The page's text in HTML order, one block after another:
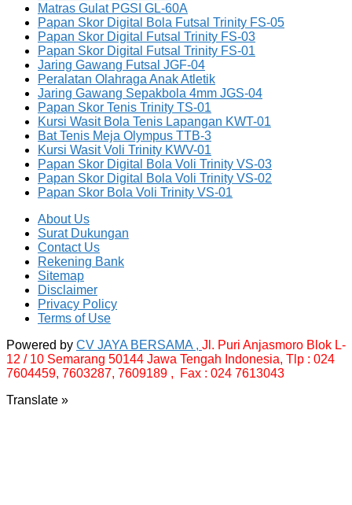
Matras Gulat PGSI GL-60A
Papan Skor Digital Bola Futsal Trinity FS-05
Papan Skor Digital Futsal Trinity FS-03
Papan Skor Digital Futsal Trinity FS-01
Jaring Gawang Futsal JGF-04
Peralatan Olahraga Anak Atletik
Jaring Gawang Sepakbola 4mm JGS-04
Papan Skor Tenis Trinity TS-01
Kursi Wasit Bola Tenis Lapangan KWT-01
Bat Tenis Meja Olympus TTB-3
Kursi Wasit Voli Trinity KWV-01
Papan Skor Digital Bola Voli Trinity VS-03
Papan Skor Digital Bola Voli Trinity VS-02
Papan Skor Bola Voli Trinity VS-01
About Us
Surat Dukungan
Contact Us
Rekening Bank
Sitemap
Disclaimer
Privacy Policy
Terms of Use
Powered by CV JAYA BERSAMA , Jl. Puri Anjasmoro Blok L-
12 / 10 Semarang 50144 Jawa Tengah Indonesia, Tlp : 024
7604459, 7603287, 7609189 , Fax : 024 7613043
Translate »